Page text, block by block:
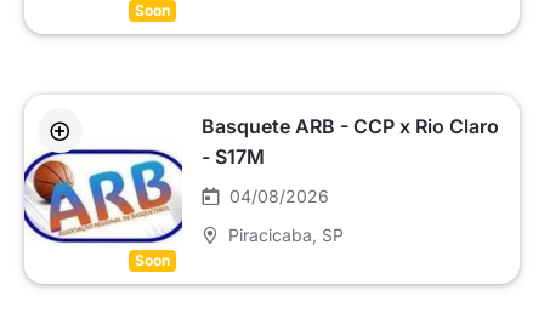
Soon
Soon
Basquete ARB - CCP x Rio Claro
- S17M
04/08/2026
Piracicaba , SP